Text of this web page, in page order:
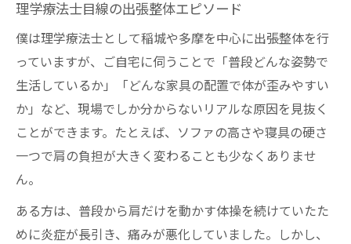
理学療法士目線の出張整体エピソード
僕は理学療法士として稲城や多摩を中心に出張整体を行
っていますが、ご自宅に伺うことで「普段どんな姿勢で
生活しているか」「どんな家具の配置で体が歪みやすい
か」など、現場でしか分からないリアルな原因を見抜く
ことができます。たとえば、ソファの高さや寝具の硬さ
一つで肩の負担が大きく変わることも少なくありませ
ん。
ある方は、普段から肩だけを動かす体操を続けていたた
めに炎症が長引き、痛みが悪化していました。しかし、